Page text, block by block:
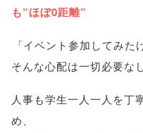
も”ほぼ0距離”
「イベント参加してみた
そんな心配は一切必要な
人事も学生一人一人を丁
め